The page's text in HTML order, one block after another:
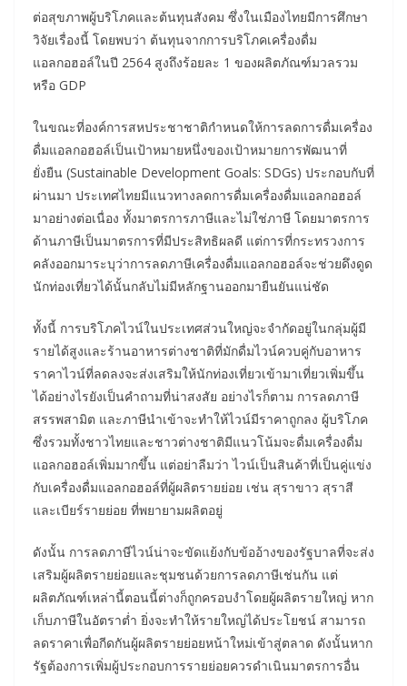
ต่อสุขภาพผู้บริโภคและต้นทุนสังคม ซึ่งในเมืองไทยมีการศึกษา
วิจัยเรื่องนี้ โดยพบว่า ต้นทุนจากการบริโภคเครื่องดื่ม
แอลกอฮอล์ในปี 2564 สูงถึงร้อยละ 1 ของผลิตภัณฑ์มวลรวม
หรือ GDP
ในขณะที่องค์การสหประชาชาติกำหนดให้การลดการดื่มเครื่อง
ดื่มแอลกอฮอล์เป็นเป้าหมายหนึ่งของเป้าหมายการพัฒนาที่
ยั่งยืน (Sustainable Development Goals: SDGs) ประกอบกับที่
ผ่านมา ประเทศไทยมีแนวทางลดการดื่มเครื่องดื่มแอลกอฮอล์
มาอย่างต่อเนื่อง ทั้งมาตรการภาษีและไม่ใช่ภาษี โดยมาตรการ
ด้านภาษีเป็นมาตรการที่มีประสิทธิผลดี แต่การที่กระทรวงการ
คลังออกมาระบุว่าการลดภาษีเครื่องดื่มแอลกอฮอล์จะช่วยดึงดูด
นักท่องเที่ยวได้นั้นกลับไม่มีหลักฐานออกมายืนยันแน่ชัด
ทั้งนี้ การบริโภคไวน์ในประเทศส่วนใหญ่จะจำกัดอยู่ในกลุ่มผู้มี
รายได้สูงและร้านอาหารต่างชาติที่มักดื่มไวน์ควบคู่กับอาหาร
ราคาไวน์ที่ลดลงจะส่งเสริมให้นักท่องเที่ยวเข้ามาเที่ยวเพิ่มขึ้น
ได้อย่างไรยังเป็นคำถามที่น่าสงสัย อย่างไรก็ตาม การลดภาษี
สรรพสามิต และภาษีนำเข้าจะทำให้ไวน์มีราคาถูกลง ผู้บริโภค
ซึ่งรวมทั้งชาวไทยและชาวต่างชาติมีแนวโน้มจะดื่มเครื่องดื่ม
แอลกอฮอล์เพิ่มมากขึ้น แต่อย่าลืมว่า ไวน์เป็นสินค้าที่เป็นคู่แข่ง
กับเครื่องดื่มแอลกอฮอล์ที่ผู้ผลิตรายย่อย เช่น สุราขาว สุราสี
และเบียร์รายย่อย ที่พยายามผลิตอยู่
ดังนั้น การลดภาษีไวน์น่าจะขัดแย้งกับข้ออ้างของรัฐบาลที่จะส่ง
เสริมผู้ผลิตรายย่อยและชุมชนด้วยการลดภาษีเช่นกัน แต่
ผลิตภัณฑ์เหล่านี้ตอนนี้ต่างก็ถูกครอบงำโดยผู้ผลิตรายใหญ่ หาก
เก็บภาษีในอัตราต่ำ ยิ่งจะทำให้รายใหญ่ได้ประโยชน์ สามารถ
ลดราคาเพื่อกีดกันผู้ผลิตรายย่อยหน้าใหม่เข้าสู่ตลาด ดังนั้นหาก
รัฐต้องการเพิ่มผู้ประกอบการรายย่อยควรดำเนินมาตรการอื่น